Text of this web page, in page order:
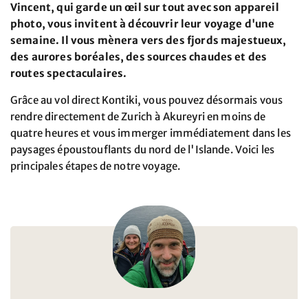
Vincent, qui garde un œil sur tout avec son appareil
photo, vous invitent à découvrir leur voyage d'une
semaine. Il vous mènera vers des fjords majestueux,
des aurores boréales, des sources chaudes et des
routes spectaculaires.
Grâce au vol direct Kontiki, vous pouvez désormais vous
rendre directement de Zurich à Akureyri en moins de
quatre heures et vous immerger immédiatement dans les
paysages époustouflants du nord de l'Islande. Voici les
principales étapes de notre voyage.